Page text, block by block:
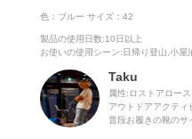
色：ブルー サイズ：42
製品の使用日数:10日以上
お使いの使用シーン:日帰り登山,小屋
Taku
属性:ロストアロー
アウトドアアクティ
普段お履きの靴のサ